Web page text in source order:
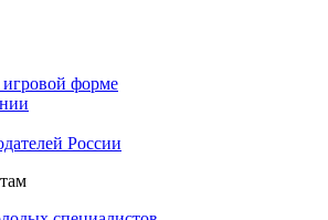
форме
России